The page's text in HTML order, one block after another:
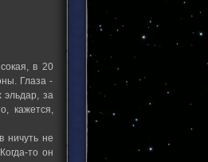
в 20
Глаза -
эльдар, за
кажется,
ничуть не
то он